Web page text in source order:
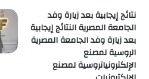
نتائج إيجابية بعد زيارة وفد
الجامعة المصرية النتائج إيجابية
بعد زيارة وفد الجامعة المصرية
الروسية لمصنع
الإلكترونياتروسية لمصنع